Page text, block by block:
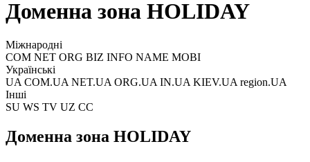
Доменна зона HOLIDAY
Міжнародні
COM NET ORG BIZ INFO NAME MOBI
Українські
UA COM.UA NET.UA ORG.UA IN.UA KIEV.UA region.UA
Інші
SU WS TV UZ CC
Доменна зона HOLIDAY